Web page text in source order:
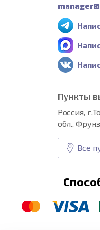
Пункты
Россия,
обл.,
Все